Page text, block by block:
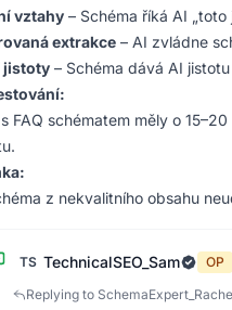
vztahy – Schéma říká AI
extrakce – AI zvládne
jistoty – Schéma dává AI
FAQ schématem měly o
z nekvalitního obsahu
TS TechnicalSEO_Sam OP
Replying to